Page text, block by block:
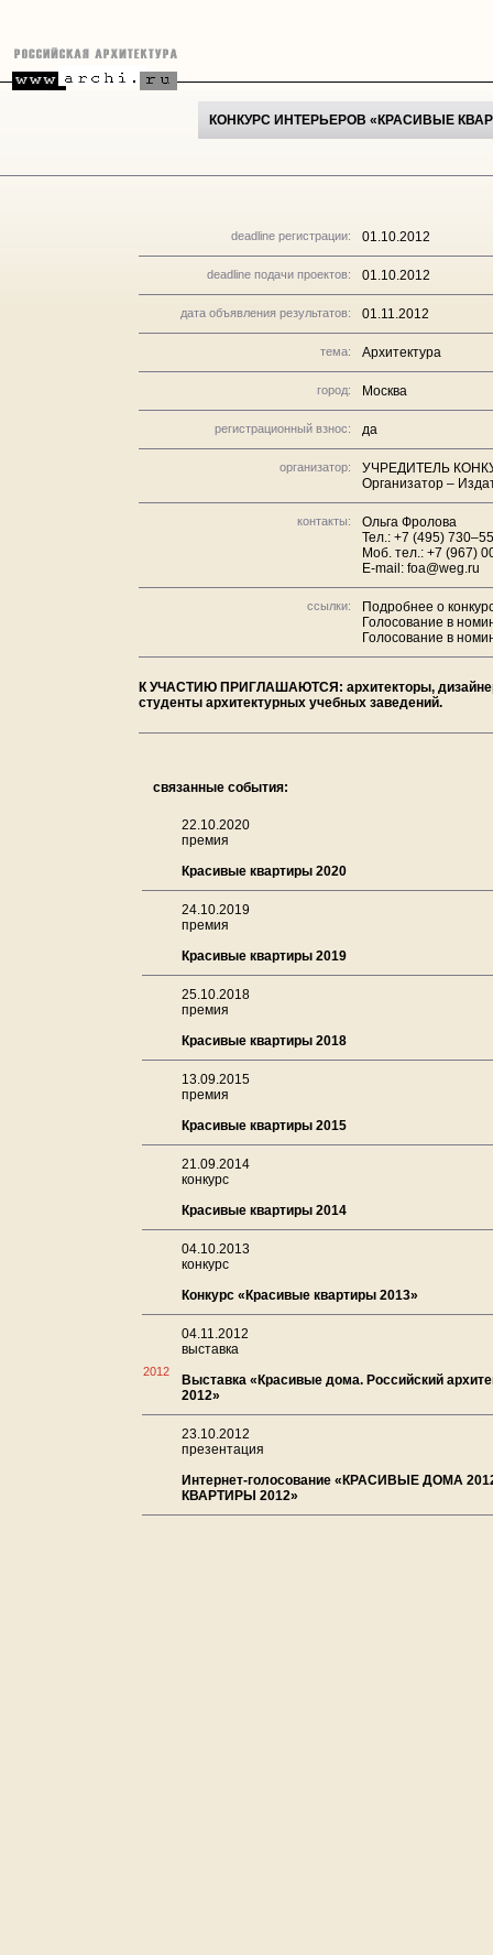
КОНКУРС ИНТЕРЬЕРОВ «КРАСИВЫЕ
deadline регистрации: 01.10.2012
deadline подачи проектов: 01.10.2012
дата объявления результатов: 01.11.2012
тема: Архитектура
город: Москва
регистрационный взнос: да
организатор:
УЧРЕДИТЕЛЬ
Организатор –
контакты:
Ольга Фролова
Тел.: +7 (495)
Моб. тел.: +7 (967)
E-mail: foa@weg.ru
ссылки:
Подробнее о
Голосование в
Голосование в
К УЧАСТИЮ ПРИГЛАШАЮТСЯ: архитекторы,
студенты архитектурных учебных заведений.
связанные события:
22.10.2020
премия
Красивые квартиры 2020
24.10.2019
премия
Красивые квартиры 2019
25.10.2018
премия
Красивые квартиры 2018
13.09.2015
премия
Красивые квартиры 2015
21.09.2014
конкурс
Красивые квартиры 2014
04.10.2013
конкурс
Конкурс «Красивые квартиры 2013»
2012
04.11.2012
выставка
Выставка «Красивые дома. Российский
2012»
23.10.2012
презентация
Интернет-голосование «КРАСИВЫЕ ДОМА
КВАРТИРЫ 2012»